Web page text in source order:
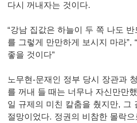
다시 꺼내자는 것이다.
“강남 집값은 하늘이 두 쪽 나도 반
를 그렇게 만만하게 보시지 마라”,
좋을 것이다”
노무현-문재인 정부 당시 장관과
를 꺼내 들 때는 너무나 자신만만
일 규제의 미친 칼춤을 췄지만, 그
절망이었다. 정권의 비참한 몰락